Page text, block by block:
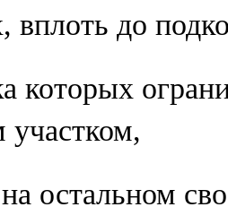
вплоть до
которых
остальном